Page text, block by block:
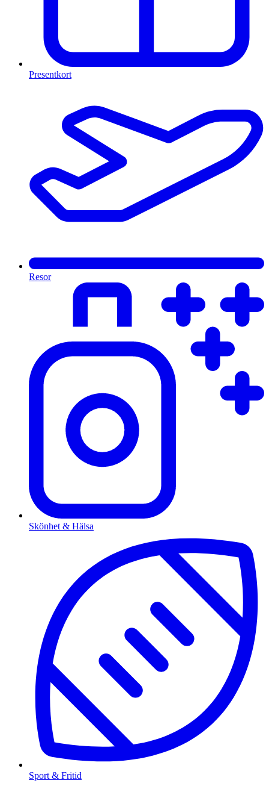
Presentkort
Resor
Skönhet & Hälsa
Sport & Fritid